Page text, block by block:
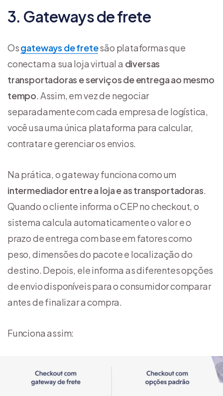
3. Gateways de frete
Osgateways de fretesão plataformas que
conectam a sua loja virtual a diversas
transportadoras e serviços de entrega ao mesmo
tempo. Assim, em vez de negociar
separadamente com cada empresa de logística,
você usa uma única plataforma para calcular,
contratar e gerenciar os envios.
Na prática, o gateway funciona como um
intermediador entre a loja e as transportadoras.
Quando o cliente informa o CEP no checkout, o
sistema calcula automaticamente o valor e o
prazo de entrega com base em fatores como
peso, dimensões do pacote e localização do
destino. Depois, ele informa as diferentes opções
de envio disponíveis para o consumidor comparar
antes de finalizar a compra.
Funciona assim: